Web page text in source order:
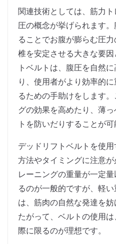
関連技術としては、筋力
圧の概念が挙げられます
ることでお腹が膨らむ圧
椎を安定させる大きな要
トベルトは、腹圧を自然
り、使用者がより効率的
るための手助けをします
グの効果を高めたり、薄
トを防いだりすることが可
デッドリフトベルトを使
方法やタイミングに注意
レーニングの重量が一定
るのが一般的ですが、軽
は、筋肉の自然な発達を
たがって、ベルトの使用
際に限るのが理想です。